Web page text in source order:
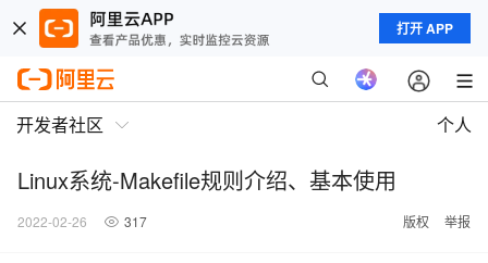
打开 APP
开发者社区 个人
Linux系统-Makefile规则介绍、基本使用
2022-02-26 317 版权 举报